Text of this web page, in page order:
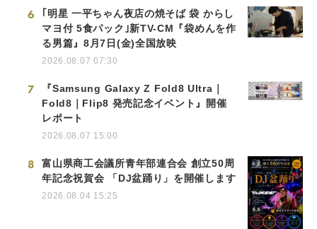
6
｢明星 一平ちゃん夜店の焼そば 袋 からし
マヨ付 5食パック｣新TV-CM『袋めんを作
る男篇』8月7日(金)全国放映
2026.08.07 07:30
7
『Samsung Galaxy Z Fold8 Ultra｜
Fold8｜Flip8 発売記念イベント』開催
レポート
2026.08.07 15:00
8
富山県商工会議所青年部連合会 創立50周
年記念祝賀会 「DJ盆踊り」を開催します
2026.08.04 15:25